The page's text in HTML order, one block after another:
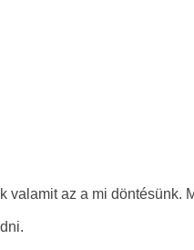
az a mi döntésünk.